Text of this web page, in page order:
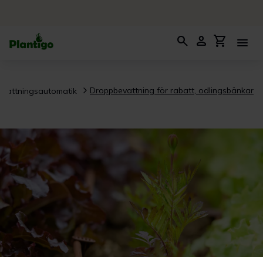
search person shopping_cart menu
Droppbevattning för rabatt, odlingsbänkar